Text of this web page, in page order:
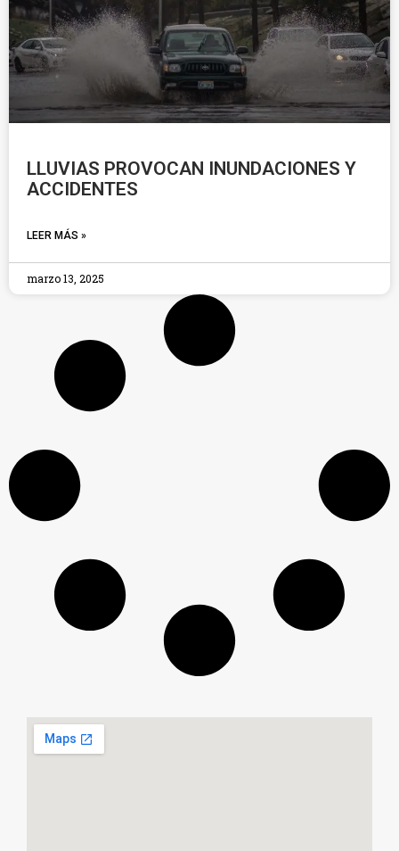
LLUVIAS PROVOCAN INUNDACIONES Y
ACCIDENTES
LEER MÁS »
marzo 13, 2025